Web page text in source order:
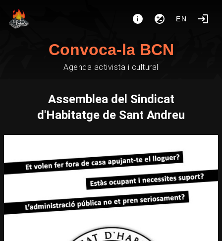
EN
Convoca-la BCN
Agenda activista i cultural
Assemblea del Sindicat
d'Habitatge de Sant Andreu